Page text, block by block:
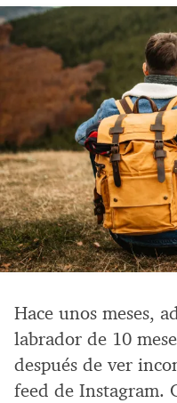
Hace unos meses,
labrador de 10
después de ver
feed de Instagram.